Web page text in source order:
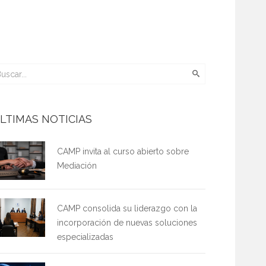
NOTICIAS
CAMP invita al curso abierto sobre
Mediación
CAMP consolida su liderazgo con la
incorporación de nuevas soluciones
especializadas